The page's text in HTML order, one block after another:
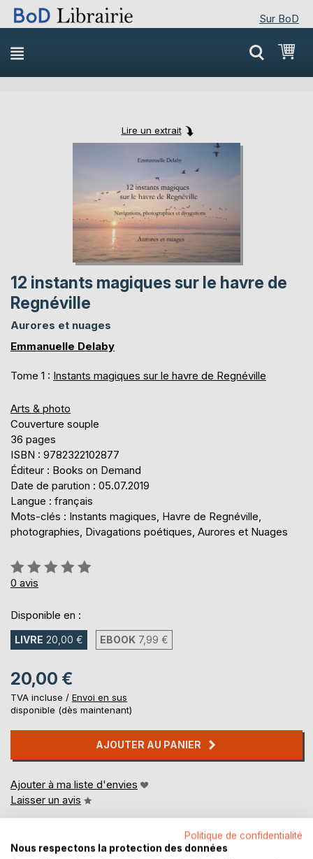
Sur BoD
Skip
to
Content
Lire un extrait
to
the
end
of
the
images
gallery
to
the
beginning
of
the
images
gallery
12 instants magiques sur le havre de
Regnéville
Aurores et nuages
Emmanuelle Delaby
Tome 1 : Instants magiques sur le havre de Regnéville
Arts & photo
Couverture souple
36 pages
ISBN : 9782322102877
Éditeur : Books on Demand
Date de parution : 05.07.2019
Langue : français
Mots-clés : Instants magiques, Havre de Regnéville,
photographies, Divagations poétiques, Aurores et Nuages
Évaluation:
0%
0 avis
Disponible en :
LIVRE 20,00 € EBOOK 7,99 €
20,00 €
TVA incluse / Envoi en sus
disponible (dès maintenant)
AJOUTER AU PANIER
Ajouter à ma liste d'envies
Laisser un avis
Politique de confidentialité
Nous respectons la protection des données